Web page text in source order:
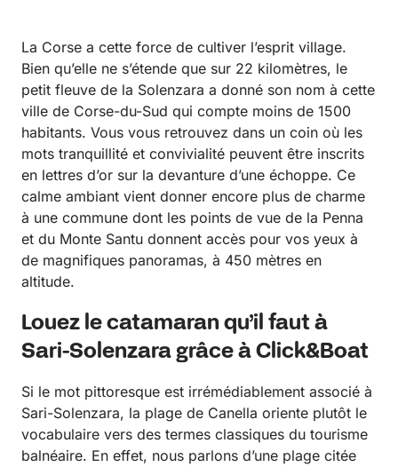
La Corse a cette force de cultiver l’esprit village.
Bien qu’elle ne s’étende que sur 22 kilomètres, le
petit fleuve de la Solenzara a donné son nom à cette
ville de Corse-du-Sud qui compte moins de 1500
habitants. Vous vous retrouvez dans un coin où les
mots tranquillité et convivialité peuvent être inscrits
en lettres d’or sur la devanture d’une échoppe. Ce
calme ambiant vient donner encore plus de charme
à une commune dont les points de vue de la Penna
et du Monte Santu donnent accès pour vos yeux à
de magnifiques panoramas, à 450 mètres en
altitude.
Louez le catamaran qu’il faut à
Sari-Solenzara grâce à Click&Boat
Si le mot pittoresque est irrémédiablement associé à
Sari-Solenzara, la plage de Canella oriente plutôt le
vocabulaire vers des termes classiques du tourisme
balnéaire. En effet, nous parlons d’une plage citée